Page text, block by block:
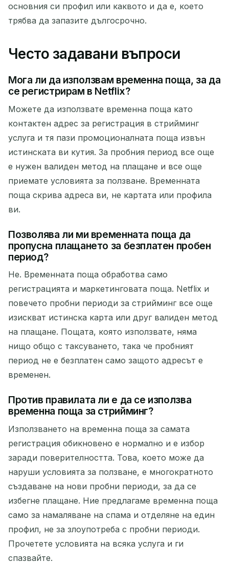
основния си профил или каквото и да е, което
трябва да запазите дългосрочно.
Често задавани въпроси
Мога ли да използвам временна поща, за да
се регистрирам в Netflix?
Можете да използвате временна поща като
контактен адрес за регистрация в стрийминг
услуга и тя пази промоционалната поща извън
истинската ви кутия. За пробния период все още
е нужен валиден метод на плащане и все още
приемате условията за ползване. Временната
поща скрива адреса ви, не картата или профила
ви.
Позволява ли ми временната поща да
пропусна плащането за безплатен пробен
период?
Не. Временната поща обработва само
регистрацията и маркетинговата поща. Netflix и
повечето пробни периоди за стрийминг все още
изискват истинска карта или друг валиден метод
на плащане. Пощата, която използвате, няма
нищо общо с таксуването, така че пробният
период не е безплатен само защото адресът е
временен.
Против правилата ли е да се използва
временна поща за стрийминг?
Използването на временна поща за самата
регистрация обикновено е нормално и е избор
заради поверителността. Това, което може да
наруши условията за ползване, е многократното
създаване на нови пробни периоди, за да се
избегне плащане. Ние предлагаме временна поща
само за намаляване на спама и отделяне на един
профил, не за злоупотреба с пробни периоди.
Прочетете условията на всяка услуга и ги
спазвайте.